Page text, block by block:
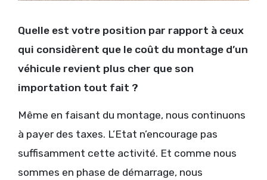
Quelle est votre position par rapport à ceux
qui considèrent que le coût du montage d’un
véhicule revient plus cher que son
importation tout fait ?
Même en faisant du montage, nous continuons
à payer des taxes. L’Etat n’encourage pas
suffisamment cette activité. Et comme nous
sommes en phase de démarrage, nous